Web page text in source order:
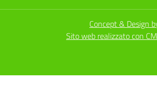
Concept & Design
Sito web realizzato con